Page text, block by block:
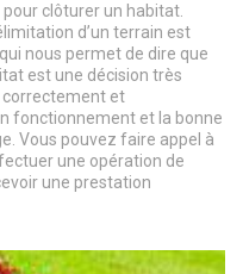
clôturer un habitat.
d’un terrain est
nous permet de dire que
est une décision très
correctement et
fonctionnement et la bonne
Vous pouvez faire appel à
une opération de
une prestation